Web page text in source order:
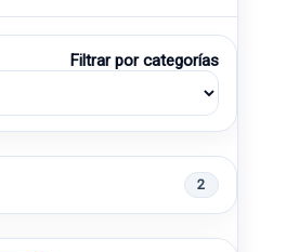
Filtrar por categorías
2